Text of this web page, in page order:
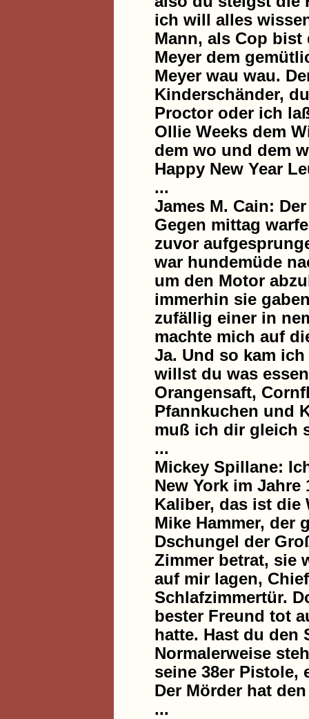
ich will alles
Mann, als Cop bist
Meyer dem
Meyer wau wau.
Kinderschänder,
Proctor oder ich
Ollie Weeks dem
dem wo und dem
Happy New Year
...
James M. Cain:
Gegen mittag
zuvor
war hundemüde
um den Motor
immerhin sie
zufällig einer in
machte mich auf
Ja. Und so kam
willst du was
Orangensaft,
Pfannkuchen und
muß ich dir gleich
...
Mickey Spillane:
New York im
Kaliber, das ist die
Mike Hammer, der
Dschungel der
Zimmer betrat, sie
auf mir lagen,
Schlafzimmertür.
bester Freund tot
hatte. Hast du den
Normalerweise
seine 38er Pistole,
Der Mörder hat
...